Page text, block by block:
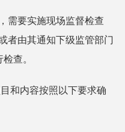
要实施现场监督检查
者由其通知下级监管部门
查。
和内容按照以下要求确